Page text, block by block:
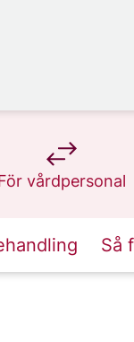
vårdpersonal
på 1177.se
Så